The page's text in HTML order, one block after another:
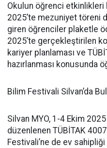
Okulun öğrenci etkinlikleri
2025’te mezuniyet töreni
giren öğrenciler plaketle
2025’te gerçekleştirilen
kariyer planlaması ve
hazırlanması konusunda
Bilim Festivali Silvan’da
Silvan MYO, 1-4 Ekim
düzenlenen TÜBİTAK
Festivali’ne de ev sahipliği